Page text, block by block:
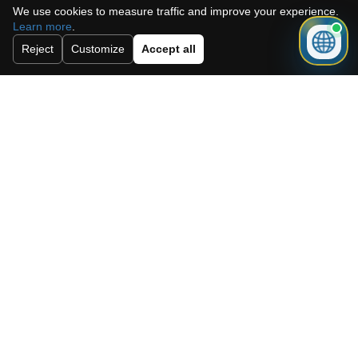
Need a mortgage for this
property?
We use cookies to measure traffic and improve your experience.
Learn more
Reject
Customize Accept all